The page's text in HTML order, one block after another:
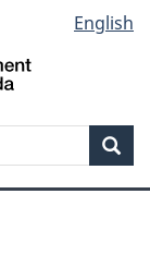
English